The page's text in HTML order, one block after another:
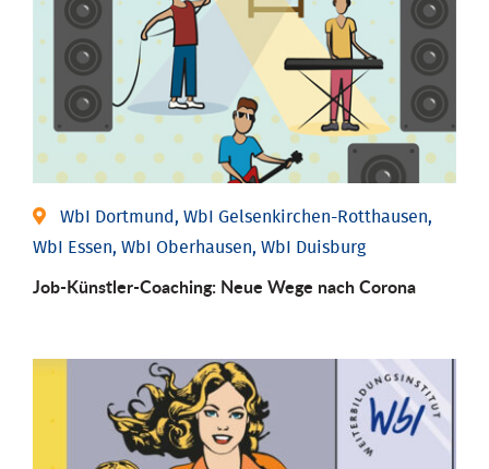
WbI Dortmund, WbI Gelsenkirchen-Rotthausen,
WbI Essen, WbI Oberhausen, WbI Duisburg
Job-Künstler-Coaching: Neue Wege nach Corona